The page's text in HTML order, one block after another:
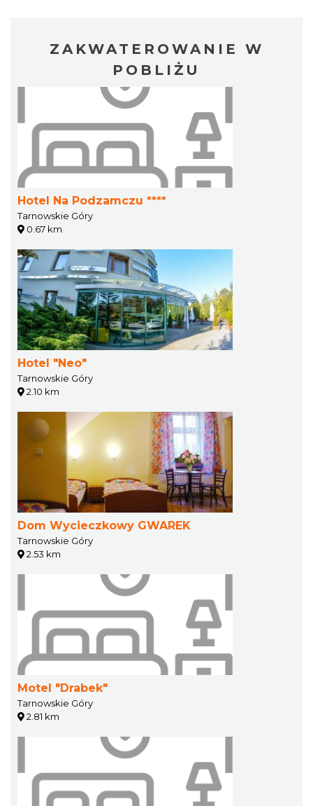
ZAKWATEROWANIE W
POBLIŻU
Hotel Na Podzamczu ****
Tarnowskie Góry
0.67 km
Hotel "Neo"
Tarnowskie Góry
2.10 km
Dom Wycieczkowy GWAREK
Tarnowskie Góry
2.53 km
Motel "Drabek"
Tarnowskie Góry
2.81 km